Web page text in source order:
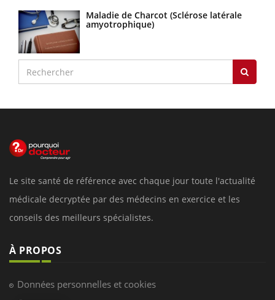
Maladie de Charcot (Sclérose latérale
amyotrophique)
Le site santé de référence avec chaque jour toute l'actualité
médicale decryptée par des médecins en exercice et les
conseils des meilleurs spécialistes.
À PROPOS
Données personnelles et cookies